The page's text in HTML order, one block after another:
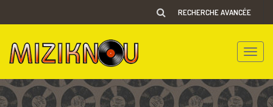
RECHERCHE AVANCÉE
Toggle